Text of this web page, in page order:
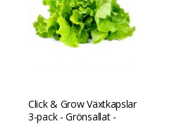
Click & Grow Växtkapslar
3-pack - Grönsallat -